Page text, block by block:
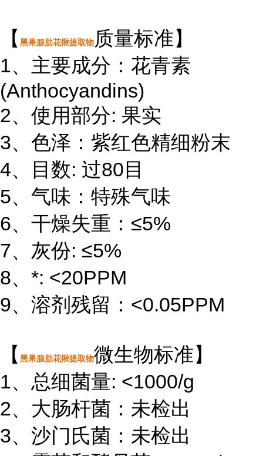
【 黑果腺肋花揪提取物 质量标准】
1、主要成分：花青素
(Anthocyandins)
2、使用部分: 果实
3、色泽：紫红色精细粉末
4、目数: 过80目
5、气味：特殊气味
6、干燥失重：≤5%
7、灰份: ≤5%
8、*: <20PPM
9、溶剂残留：<0.05PPM
【 黑果腺肋花揪提取物微生物标准】
1、总细菌量: <1000/g
2、大肠杆菌：未检出
3、沙门氏菌：未检出